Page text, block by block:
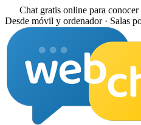
Chat gratis online para conocer
Desde móvil y ordenador · Salas